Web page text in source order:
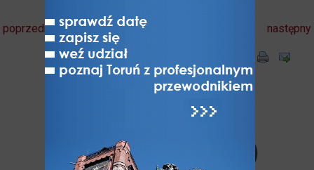
poprzedni następny
Komentarze
użytkowników (0)